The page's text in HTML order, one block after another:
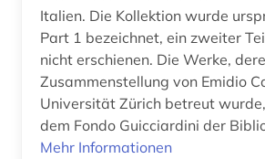
eichstätt (1)
einstein (1)
einwanderer (1)
einwanderung (1)
Italien. Die Kollektion wurde
Part 1 bezeichnet, ein zweiter
nicht erschienen. Die Werke,
Zusammenstellung von Emidio
Universität Zürich betreut
dem Fondo Guicciardini der
Mehr Informationen